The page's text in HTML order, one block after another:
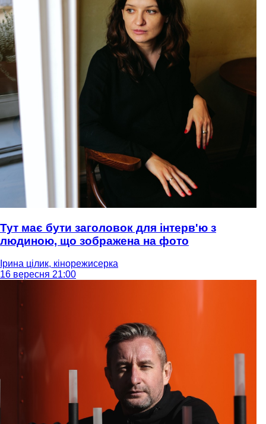
Тут має бути заголовок для інтерв'ю з
людиною, що зображена на фото
Ірина цілик, кінорежисерка
16 вересня 21:00